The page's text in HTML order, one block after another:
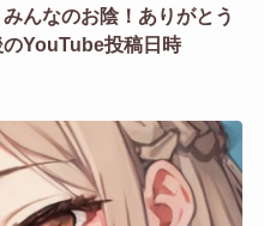
みんなのお陰！ありがとう
のYouTube投稿日時